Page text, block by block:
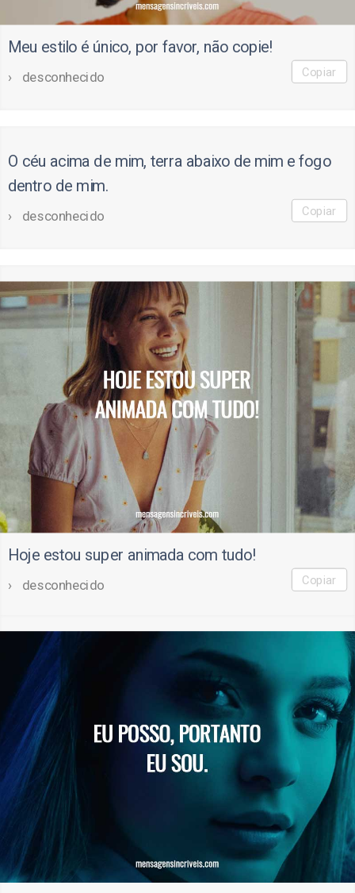
Meu estilo é único, por favor, não copie!
desconhecido Copiar
O céu acima de mim, terra abaixo de mim e fogo
dentro de mim.
desconhecido Copiar
Hoje estou super animada com tudo!
desconhecido Copiar